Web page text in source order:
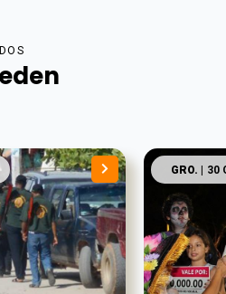
GRO. | 30